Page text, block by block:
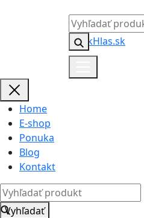
Home
E-shop
Ponuka
Blog
Kontakt
Vyhľadať